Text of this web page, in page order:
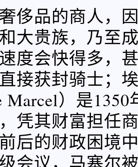
侈品的商人，
大贵族，乃至
度会快得多，
接获封骑士；
Marcel）是
凭其财富担任
后的财政困境